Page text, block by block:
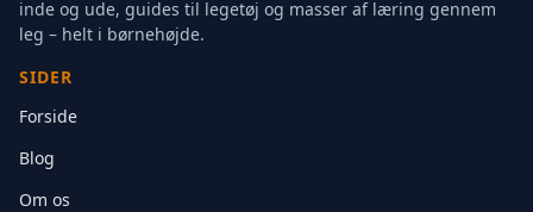
inde og ude, guides til legetøj og masser af læring gennem
leg – helt i børnehøjde.
SIDER
Forside
Blog
Om os